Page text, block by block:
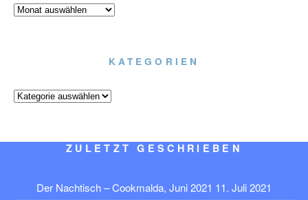
Archiv
KATEGORIEN
Kategorien
ZULETZT GESCHRIEBEN
Der Nachtisch – Cookmalda, Juni 2021 11. Juli 2021